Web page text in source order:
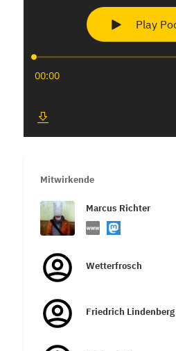
Mitwirkende
Marcus Richter
Wetterfrosch
Friedrich Lindenberg